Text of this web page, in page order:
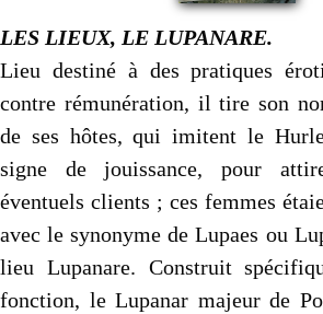
LES LIEUX, LE LUPANARE.
Lieu destiné à des pratiques
contre rémunération, il tire son
de ses hôtes, qui imitent le
signe de jouissance, pour
éventuels clients ; ces femmes
avec le synonyme de Lupaes ou
lieu Lupanare. Construit
fonction, le Lupanar majeur de